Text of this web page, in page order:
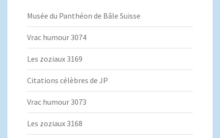
Musée du Panthéon de Bâle Suisse
Vrac humour 3074
Les zoziaux 3169
Citations célèbres de JP
Vrac humour 3073
Les zoziaux 3168